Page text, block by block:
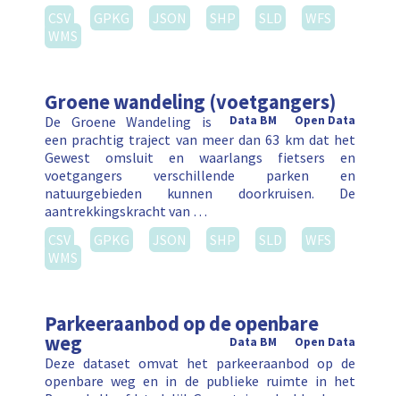
CSV
GPKG JSON SHP SLD
WFS
WMS
Groene wandeling (voetgangers)
Open Data
Data BM
De Groene Wandeling is
een prachtig traject van meer dan 63 km dat het
Gewest omsluit en waarlangs fietsers en
voetgangers verschillende parken en
natuurgebieden kunnen doorkruisen. De
aantrekkingskracht van …
CSV
GPKG JSON SHP SLD
WFS
WMS
Parkeeraanbod op de openbare
weg Open Data
Data BM
Deze dataset omvat het parkeeraanbod op de
openbare weg en in de publieke ruimte in het